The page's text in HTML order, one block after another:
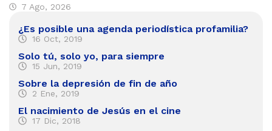
7 Ago, 2026
¿Es posible una agenda periodística profamilia?
16 Oct, 2019
Solo tú, solo yo, para siempre
15 Jun, 2019
Sobre la depresión de fin de año
2 Ene, 2019
El nacimiento de Jesús en el cine
17 Dic, 2018